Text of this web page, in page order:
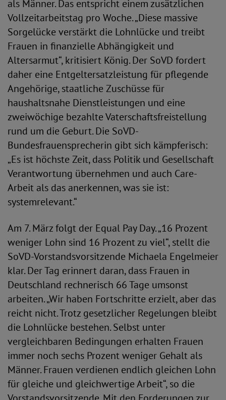
als Männer. Das entspricht einem zusätzlichen
Vollzeitarbeitstag pro Woche. „Diese massive
Sorgelücke verstärkt die Lohnlücke und treibt
Frauen in finanzielle Abhängigkeit und
Altersarmut“, kritisiert König. Der SoVD fordert
daher eine Entgeltersatzleistung für pflegende
Angehörige, staatliche Zuschüsse für
haushaltsnahe Dienstleistungen und eine
zweiwöchige bezahlte Vaterschaftsfreistellung
rund um die Geburt. Die SoVD-
Bundesfrauensprecherin gibt sich kämpferisch:
„Es ist höchste Zeit, dass Politik und Gesellschaft
Verantwortung übernehmen und auch Care-
Arbeit als das anerkennen, was sie ist:
systemrelevant.“
Am 7. März folgt der Equal Pay Day. „16 Prozent
weniger Lohn sind 16 Prozent zu viel“, stellt die
SoVD-Vorstandsvorsitzende Michaela Engelmeier
klar. Der Tag erinnert daran, dass Frauen in
Deutschland rechnerisch 66 Tage umsonst
arbeiten. „Wir haben Fortschritte erzielt, aber das
reicht nicht. Trotz gesetzlicher Regelungen bleibt
die Lohnlücke bestehen. Selbst unter
vergleichbaren Bedingungen erhalten Frauen
immer noch sechs Prozent weniger Gehalt als
Männer. Frauen verdienen endlich gleichen Lohn
für gleiche und gleichwertige Arbeit“, so die